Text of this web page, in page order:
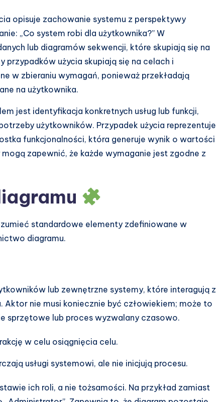
opisuje zachowanie systemu z perspektywy
„Co system robi dla użytkownika?” W
lub diagramów sekwencji, które skupiają się na
przypadków użycia skupiają się na celach i
w zbieraniu wymagań, ponieważ przekładają
na użytkownika.
jest identyfikacja konkretnych usług lub funkcji,
użytkowników. Przypadek użycia reprezentuje
funkcjonalności, która generuje wynik o wartości
zapewnić, że każde wymaganie jest zgodne z
standardowe elementy zdefiniowane w
diagramu.
lub zewnętrzne systemy, które interagują z
Aktor nie musi koniecznie być człowiekiem; może to
sprzętowe lub proces wyzwalany czasowo.
w celu osiągnięcia celu.
usługi systemowi, ale nie inicjują procesu.
ich roli, a nie tożsamości. Na przykład zamiast